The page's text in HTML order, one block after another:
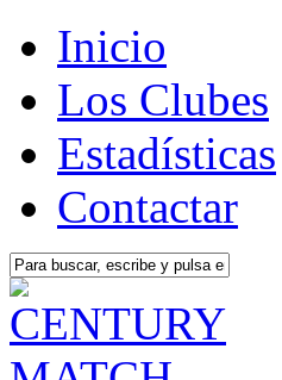
Inicio
Los Clubes
Estadísticas
Contactar